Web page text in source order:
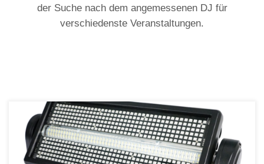
der Suche nach dem angemessenen DJ für
verschiedenste Veranstaltungen.